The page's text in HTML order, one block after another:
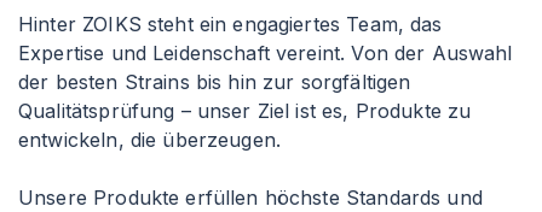
Hinter ZOIKS steht ein engagiertes Team, das
Expertise und Leidenschaft vereint. Von der Auswahl
der besten Strains bis hin zur sorgfältigen
Qualitätsprüfung – unser Ziel ist es, Produkte zu
entwickeln, die überzeugen.
Unsere Produkte erfüllen höchste Standards und